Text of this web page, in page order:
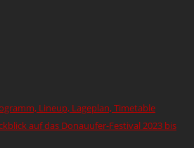
Lineup, Lageplan, Timetable
auf das Donauufer-Festival 2023 bis